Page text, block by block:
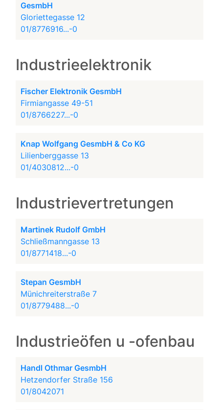
GesmbH
Gloriettegasse 12
01/8776916...-0
Industrieelektronik
Fischer Elektronik GesmbH
Firmiangasse 49-51
01/8766227...-0
Knap Wolfgang GesmbH & Co KG
Lilienberggasse 13
01/4030812...-0
Industrievertretungen
Martinek Rudolf GmbH
Schließmanngasse 13
01/8771418...-0
Stepan GesmbH
Münichreiterstraße 7
01/8779488...-0
Industrieöfen u -ofenbau
Handl Othmar GesmbH
Hetzendorfer Straße 156
01/8042071